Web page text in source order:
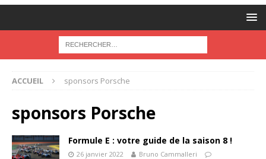
ACCUEIL sponsors Porsche
sponsors Porsche
Formule E : votre guide de la saison 8 !
26 janvier 2022
Bruno Cammalleri